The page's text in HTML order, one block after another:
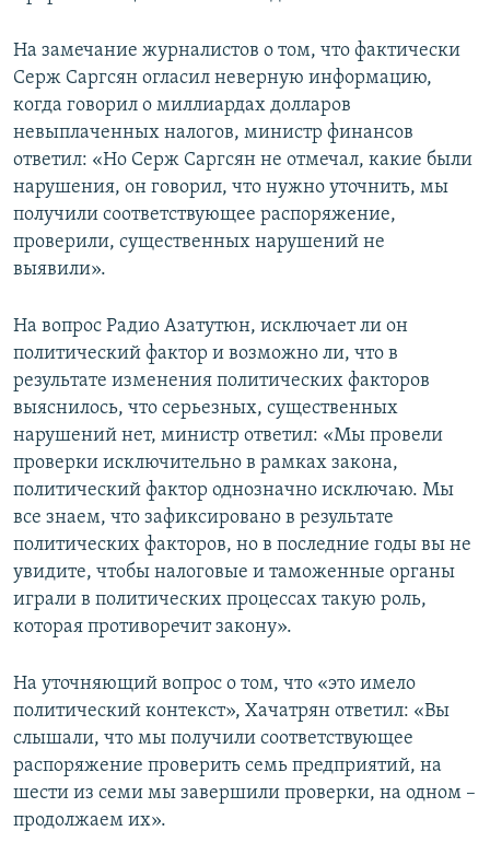
На замечание журналистов о том, что фактически
Серж Саргсян огласил неверную информацию,
когда говорил о миллиардах долларов
невыплаченных налогов, министр финансов
ответил: «Но Серж Саргсян не отмечал, какие были
нарушения, он говорил, что нужно уточнить, мы
получили соответствующее распоряжение,
проверили, существенных нарушений не
выявили».
На вопрос Радио Азатутюн, исключает ли он
политический фактор и возможно ли, что в
результате изменения политических факторов
выяснилось, что серьезных, существенных
нарушений нет, министр ответил: «Мы провели
проверки исключительно в рамках закона,
политический фактор однозначно исключаю. Мы
все знаем, что зафиксировано в результате
политических факторов, но в последние годы вы не
увидите, чтобы налоговые и таможенные органы
играли в политических процессах такую роль,
которая противоречит закону».
На уточняющий вопрос о том, что «это имело
политический контекст», Хачатрян ответил: «Вы
слышали, что мы получили соответствующее
распоряжение проверить семь предприятий, на
шести из семи мы завершили проверки, на одном –
продолжаем их».